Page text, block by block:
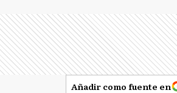
Añadir como fuente en